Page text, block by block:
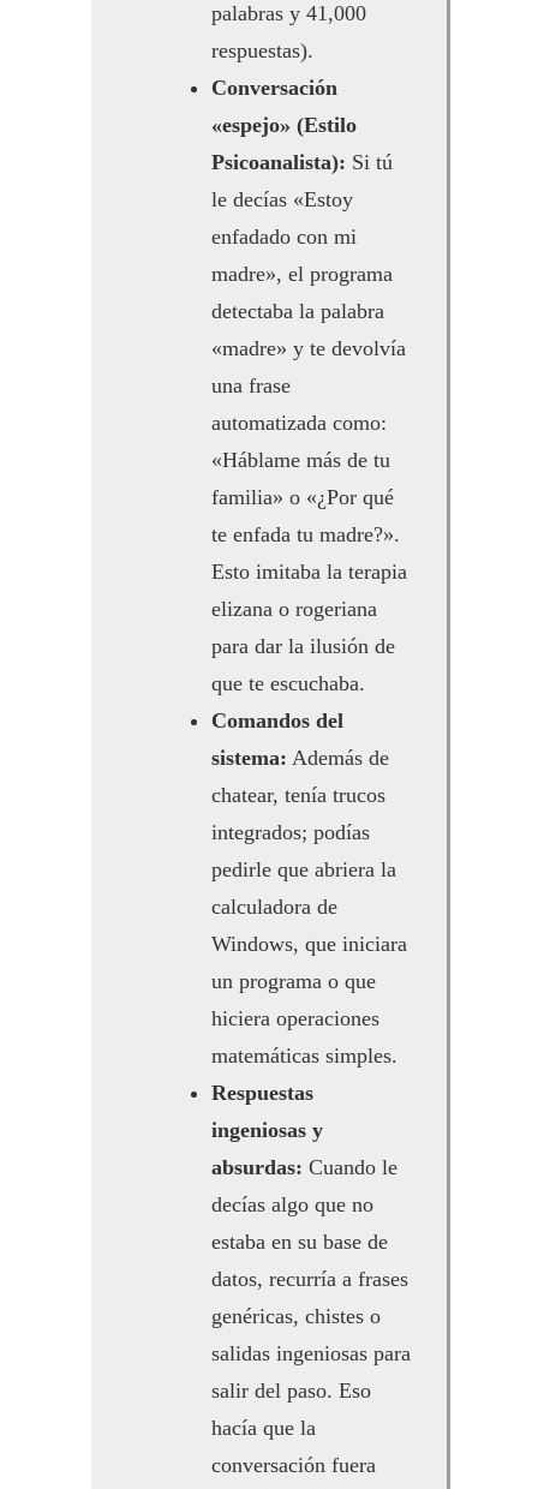
palabras y 41,000
respuestas).
Conversación
«espejo» (Estilo
Psicoanalista): Si tú
le decías «Estoy
enfadado con mi
madre», el programa
detectaba la palabra
«madre» y te devolvía
una frase
automatizada como:
«Háblame más de tu
familia» o «¿Por qué
te enfada tu madre?».
Esto imitaba la terapia
elizana o rogeriana
para dar la ilusión de
que te escuchaba.
Comandos del
sistema: Además de
chatear, tenía trucos
integrados; podías
pedirle que abriera la
calculadora de
Windows, que iniciara
un programa o que
hiciera operaciones
matemáticas simples.
Respuestas
ingeniosas y
absurdas: Cuando le
decías algo que no
estaba en su base de
datos, recurría a frases
genéricas, chistes o
salidas ingeniosas para
salir del paso. Eso
hacía que la
conversación fuera